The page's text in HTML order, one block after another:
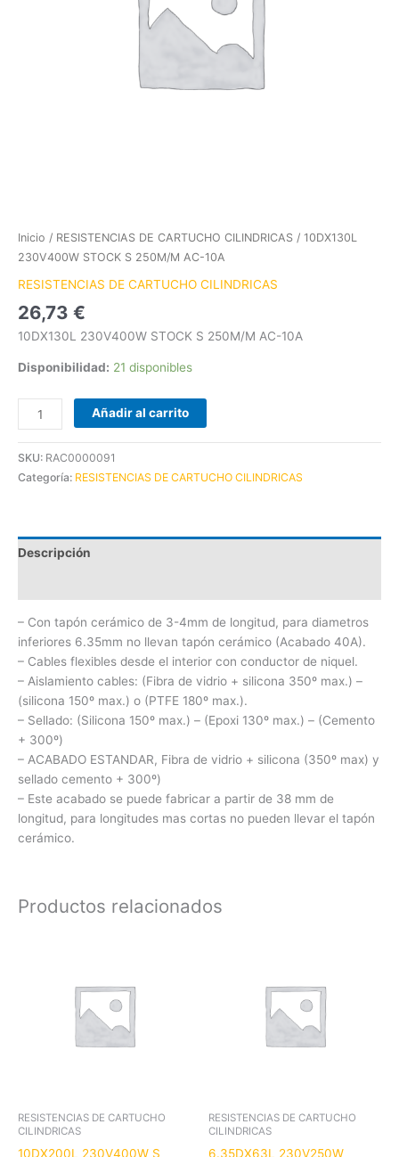
Inicio / RESISTENCIAS DE CARTUCHO CILINDRICAS / 10DX130L
230V400W STOCK S 250M/M AC-10A
RESISTENCIAS DE CARTUCHO CILINDRICAS
26,73 €
10DX130L 230V400W STOCK S 250M/M AC-10A
Disponibilidad: 21 disponibles
Añadir al carrito
SKU: RAC0000091
Categoría: RESISTENCIAS DE CARTUCHO CILINDRICAS
Descripción
– Con tapón cerámico de 3-4mm de longitud, para diametros
inferiores 6.35mm no llevan tapón cerámico (Acabado 40A).
– Cables flexibles desde el interior con conductor de niquel.
– Aislamiento cables: (Fibra de vidrio + silicona 350º max.) –
(silicona 150º max.) o (PTFE 180º max.).
– Sellado: (Silicona 150º max.) – (Epoxi 130º max.) – (Cemento
+ 300º)
– ACABADO ESTANDAR, Fibra de vidrio + silicona (350º max) y
sellado cemento + 300º)
– Este acabado se puede fabricar a partir de 38 mm de
longitud, para longitudes mas cortas no pueden llevar el tapón
cerámico.
Productos relacionados
RESISTENCIAS DE CARTUCHO
CILINDRICAS
10DX200L 230V400W S
RESISTENCIAS DE CARTUCHO
CILINDRICAS
6.35DX63L 230V250W